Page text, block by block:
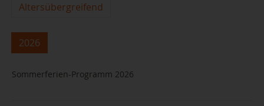
Altersübergreifend
2026
Sommerferien-Programm 2026